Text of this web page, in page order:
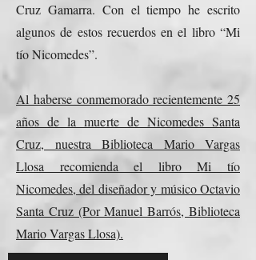
Cruz Gamarra. Con el tiempo he escrito
algunos de estos recuerdos en el libro “Mi
tío Nicomedes”.
Al haberse conmemorado recientemente 25
años de la muerte de Nicomedes Santa
Cruz, nuestra Biblioteca Mario Vargas
Llosa recomienda el libro Mi tío
Nicomedes, del diseñador y músico Octavio
Santa Cruz (Por Manuel Barrós, Biblioteca
Mario Vargas Llosa).